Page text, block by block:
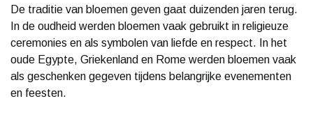
De traditie van bloemen geven gaat duizenden jaren terug.
In de oudheid werden bloemen vaak gebruikt in religieuze
ceremonies en als symbolen van liefde en respect. In het
oude Egypte, Griekenland en Rome werden bloemen vaak
als geschenken gegeven tijdens belangrijke evenementen
en feesten.